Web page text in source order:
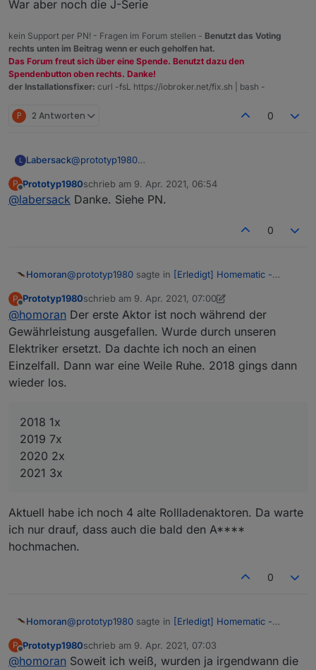
War aber noch die J-Serie
kein Support per PN! - Fragen im Forum stellen - Benutzt das Voting
rechts unten im Beitrag wenn er euch geholfen hat.
Das Forum freut sich über eine Spende. Benutzt dazu den
Spendenbutton oben rechts. Danke!
der Installationsfixer: curl -fsL https://iobroker.net/fix.sh | bash -
P 2 Antworten 0
L Labersack@prototyp1980
keine Garantie auf Erfolg. Am liebsten wäre es mir,
wenn du bei DHL einen Rücksende-Paketschein an
sind bei dieser Art Schalter tatsächlich die
P
Offline
Prototyp1980schrieb am 9. Apr. 2021, 06:54
zuletzt editiert von
@labersack Danke. Siehe PN.
0
Homoran@prototyp1980 sagte in [Erledigt] Homematic -
3 defekte Rollladenaktoren (L-Serie)
@prototyp1980sagte in[Erledigt] Homematic -
Reparatur C26 Kondensator:
P
Offline
Prototyp1980schrieb am 9. Apr. 2021, 07:00
zuletzt editiert von Prototyp1980
@homoran Der erste Aktor ist noch während der
Gewährleistung ausgefallen. Wurde durch unseren
Elektriker ersetzt. Da dachte ich noch an einen
Einzelfall. Dann war eine Weile Ruhe. 2018 gings dann
wieder los.
2018 1x
2019 7x
2020 2x
2021 3x
Aktuell habe ich noch 4 alte Rollladenaktoren. Da warte
ich nur drauf, dass auch die bald den A****
hochmachen.
0
Homoran@prototyp1980 sagte in [Erledigt] Homematic -
3 defekte Rollladenaktoren (L-Serie)
P
Offline
Prototyp1980schrieb am 9. Apr. 2021, 07:03
zuletzt editiert von
@homoran Soweit ich weiß, wurden ja irgendwann die